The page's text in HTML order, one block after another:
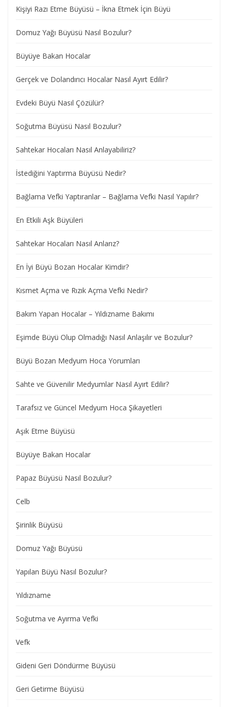
Kişiyi Razı Etme Büyüsü – İkna Etmek İçin Büyü
Domuz Yağı Büyüsü Nasıl Bozulur?
Büyüye Bakan Hocalar
Gerçek ve Dolandırıcı Hocalar Nasıl Ayırt Edilir?
Evdeki Büyü Nasıl Çözülür?
Soğutma Büyüsü Nasıl Bozulur?
Sahtekar Hocaları Nasıl Anlayabiliriz?
İstediğini Yaptırma Büyüsü Nedir?
Bağlama Vefki Yaptıranlar – Bağlama Vefki Nasıl Yapılır?
En Etkili Aşk Büyüleri
Sahtekar Hocaları Nasıl Anlarız?
En İyi Büyü Bozan Hocalar Kimdir?
Kısmet Açma ve Rızık Açma Vefki Nedir?
Bakım Yapan Hocalar – Yıldızname Bakımı
Eşimde Büyü Olup Olmadığı Nasıl Anlaşılır ve Bozulur?
Büyü Bozan Medyum Hoca Yorumları
Sahte ve Güvenilir Medyumlar Nasıl Ayırt Edilir?
Tarafsız ve Güncel Medyum Hoca Şikayetleri
Aşık Etme Büyüsü
Büyüye Bakan Hocalar
Papaz Büyüsü Nasıl Bozulur?
Celb
Şirinlik Büyüsü
Domuz Yağı Büyüsü
Yapılan Büyü Nasıl Bozulur?
Yıldızname
Soğutma ve Ayırma Vefki
Vefk
Gideni Geri Döndürme Büyüsü
Geri Getirme Büyüsü